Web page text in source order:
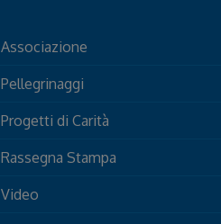
Associazione
Pellegrinaggi
Progetti di Carità
Rassegna Stampa
Video